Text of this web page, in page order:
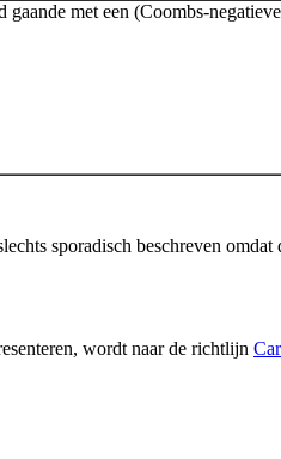
gaande met een (Coombs-
sporadisch beschreven
wordt naar de richtlijn